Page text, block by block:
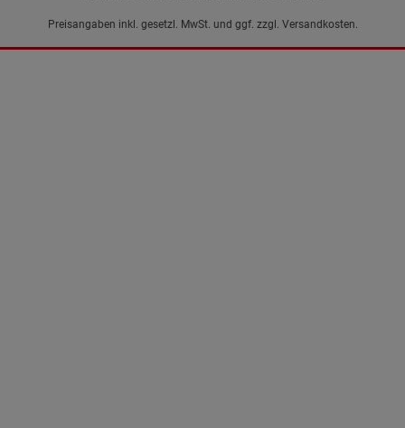
Preisangaben inkl. gesetzl. MwSt. und ggf. zzgl. Versandkosten.